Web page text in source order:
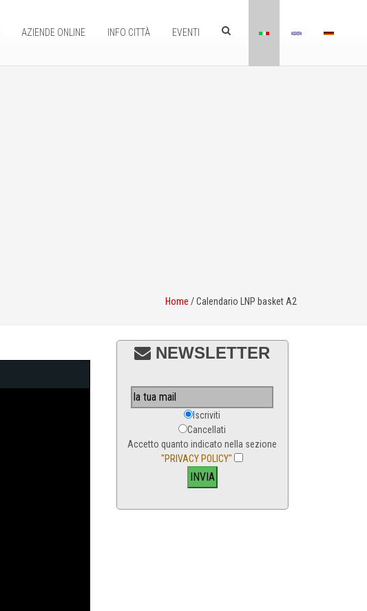
AZIENDE ONLINE INFO CITTÀ EVENTI
Home /Calendario LNP basket A2
NEWSLETTER
Iscriviti
Cancellati
Accetto quanto indicato nella sezione
"PRIVACY POLICY"